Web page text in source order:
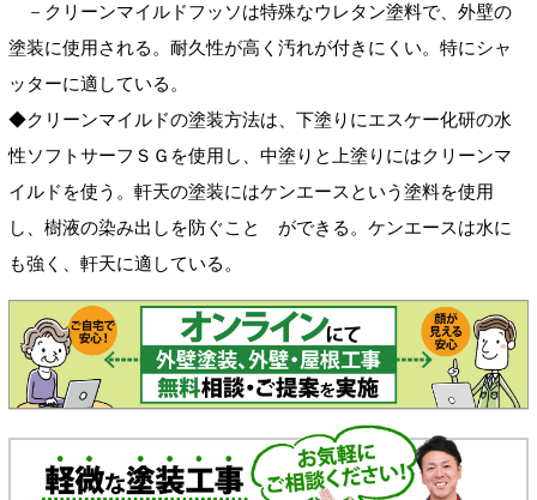
－クリーンマイルドフッソは特殊なウレタン塗料で、外壁の
塗装に使用される。耐久性が高く汚れが付きにくい。特にシャ
ッターに適している。
◆クリーンマイルドの塗装方法は、下塗りにエスケー化研の水
性ソフトサーフＳＧを使用し、中塗りと上塗りにはクリーンマ
イルドを使う。軒天の塗装にはケンエースという塗料を使用
し、樹液の染み出しを防ぐこと ができる。ケンエースは水に
も強く、軒天に適している。